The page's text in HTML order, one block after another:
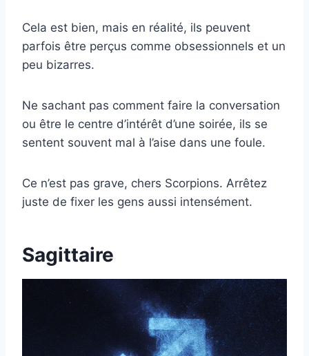
Cela est bien, mais en réalité, ils peuvent
parfois être perçus comme obsessionnels et un
peu bizarres.
Ne sachant pas comment faire la conversation
ou être le centre d’intérêt d’une soirée, ils se
sentent souvent mal à l’aise dans une foule.
Ce n’est pas grave, chers Scorpions. Arrêtez
juste de fixer les gens aussi intensément.
Sagittaire